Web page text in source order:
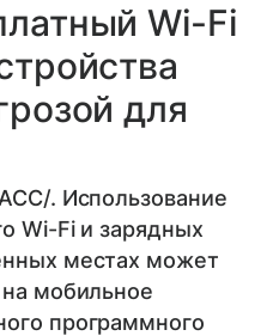
Wi-Fi
для
. Использование
Wi-Fi и зарядных
местах может
на мобильное
программного